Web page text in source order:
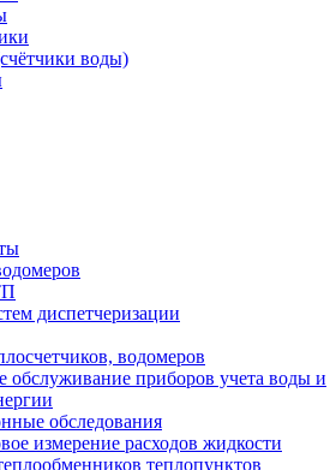
воды)
диспетчеризации
водомеров
обслуживание приборов учета воды и
обследования
измерение расходов жидкости
теплопунктов